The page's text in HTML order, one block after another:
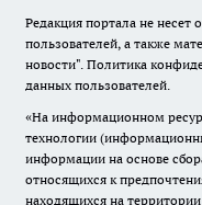
Редакция портала не несет
пользователей, а также
новости". Политика
данных пользователей.
«На информационном
технологии
информации на основе
относящихся к
находящихся на